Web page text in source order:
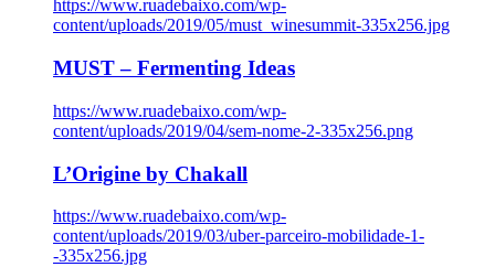
https://www.ruadebaixo.com/wp-
content/uploads/2019/05/must_winesummit-335x256.jpg
MUST – Fermenting Ideas
https://www.ruadebaixo.com/wp-
content/uploads/2019/04/sem-nome-2-335x256.png
L’Origine by Chakall
https://www.ruadebaixo.com/wp-
content/uploads/2019/03/uber-parceiro-mobilidade-1-
-335x256.jpg